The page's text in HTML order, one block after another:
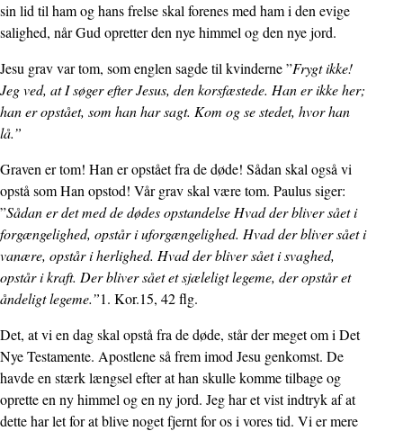
sin lid til ham og hans frelse skal forenes med ham i den evige
salighed, når Gud opretter den nye himmel og den nye jord.
Jesu grav var tom, som englen sagde til kvinderne ”Frygt ikke!
Jeg ved, at I søger efter Jesus, den korsfæstede. Han er ikke her;
han er opstået, som han har sagt. Kom og se stedet, hvor han
lå.”
Graven er tom! Han er opstået fra de døde! Sådan skal også vi
opstå som Han opstod! Vår grav skal være tom. Paulus siger:
”Sådan er det med de dødes opstandelse Hvad der bliver sået i
forgængelighed, opstår i uforgængelighed. Hvad der bliver sået i
vanære, opstår i herlighed. Hvad der bliver sået i svaghed,
opstår i kraft. Der bliver sået et sjæleligt legeme, der opstår et
åndeligt legeme.”1. Kor.15, 42 flg.
Det, at vi en dag skal opstå fra de døde, står der meget om i Det
Nye Testamente. Apostlene så frem imod Jesu genkomst. De
havde en stærk længsel efter at han skulle komme tilbage og
oprette en ny himmel og en ny jord. Jeg har et vist indtryk af at
dette har let for at blive noget fjernt for os i vores tid. Vi er mere